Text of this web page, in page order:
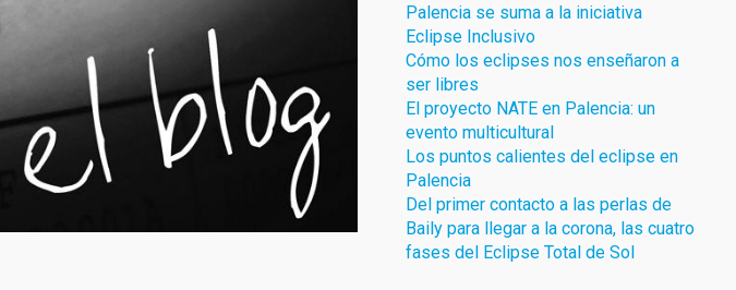
Palencia se suma a la iniciativa
Eclipse Inclusivo
Cómo los eclipses nos enseñaron a
ser libres
El proyecto NATE en Palencia: un
evento multicultural
Los puntos calientes del eclipse en
Palencia
Del primer contacto a las perlas de
Baily para llegar a la corona, las cuatro
fases del Eclipse Total de Sol